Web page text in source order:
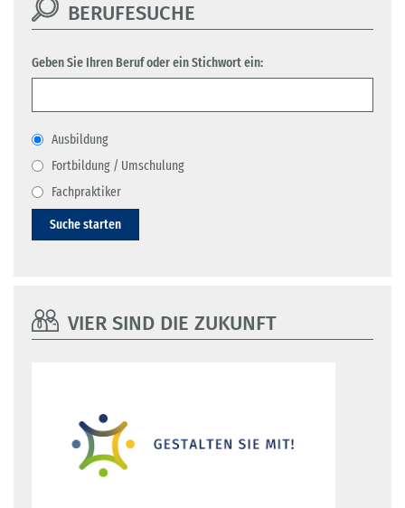
BERUFESUCHE
Geben Sie Ihren Beruf oder ein Stichwort ein:
Ausbildung
Fortbildung / Umschulung
Fachpraktiker
Suche starten
VIER SIND DIE ZUKUNFT